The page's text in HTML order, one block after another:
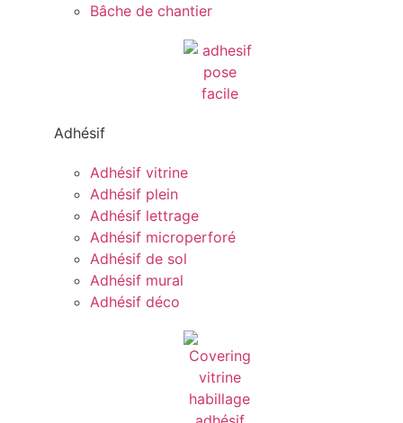
Bâche de chantier
Adhésif
Adhésif vitrine
Adhésif plein
Adhésif lettrage
Adhésif microperforé
Adhésif de sol
Adhésif mural
Adhésif déco